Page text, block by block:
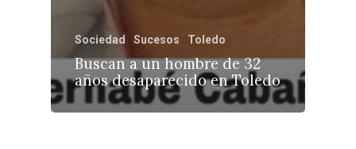
Sociedad Sucesos Toledo
Buscan a un hombre de 32
años desaparecido en Toledo